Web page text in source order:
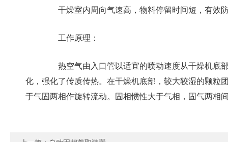
干燥室内周向气速高，物料停留时间短，有效防
工作原理：
热空气由入口管以适宜的喷动速度从干燥机底部
化，强化了传质传热。在干燥机底部，较大较湿的颗粒
于气固两相作旋转流动。固相惯性大于气相，固气两相